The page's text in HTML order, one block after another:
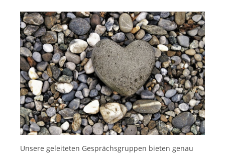
Unsere geleiteten Gesprächsgruppen bieten genau